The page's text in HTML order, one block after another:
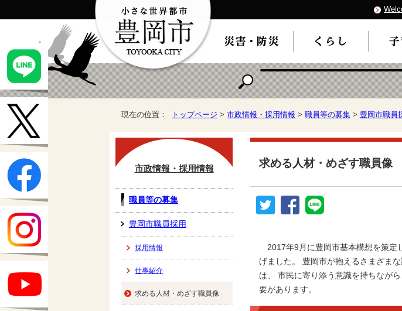
現在の位置： トップページ > 市政情報・採用情報 > 職員等の募集 > 豊岡市職員
求める人材・めざす職員像
2017年9月に豊岡市基本構想を策定
げました。 豊岡市が抱えるさまざま
は、 市民に寄り添う意識を持ちなが
要があります。
市政情報・採用情報
職員等の募集
豊岡市職員採用
採用情報
仕事紹介
求める人材・めざす職員像